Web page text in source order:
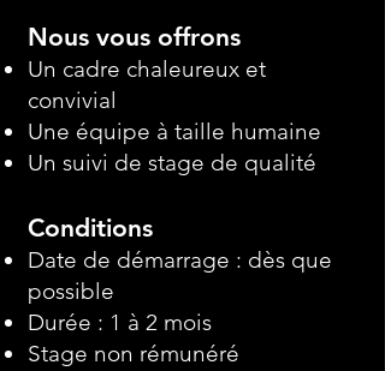
Nous vous offrons
Un cadre chaleureux et
convivial
Une équipe à taille humaine
Un suivi de stage de qualité
Conditions
Date de démarrage : dès que
possible
Durée : 1 à 2 mois
Stage non rémunéré